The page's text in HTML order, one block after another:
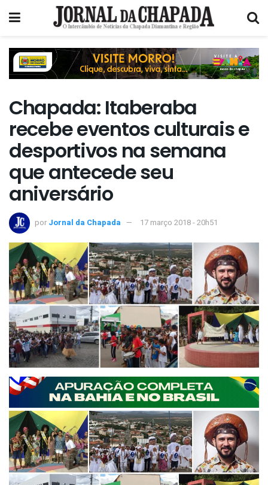
Chapada: Itaberaba
recebe eventos culturais e
desportivos na semana
que antecede seu
aniversário
por Jornal da Chapada 17 março 2018 - 20h51